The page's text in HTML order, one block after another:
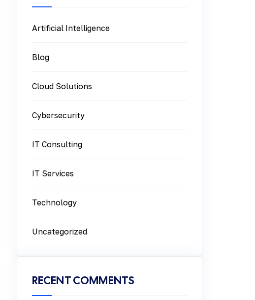
Artificial Intelligence
Blog
Cloud Solutions
Cybersecurity
IT Consulting
IT Services
Technology
Uncategorized
RECENT COMMENTS